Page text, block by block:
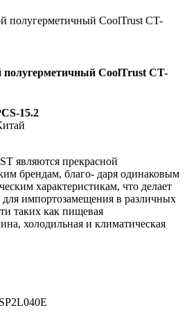
CoolTrust CT-
15.2
являются прекрасной
брендам, благо- даря одинаковым
характеристикам, что делает
импортозамещения в различных
таких как пищевая
холодильная и климатическая